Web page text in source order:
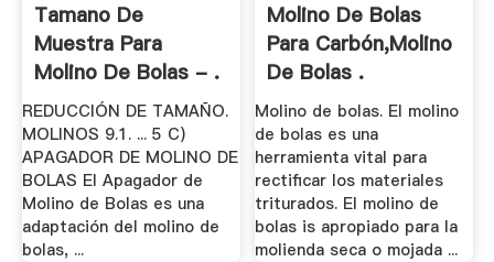
Tamano De
Muestra Para
Molino De Bolas - .
REDUCCIÓN DE TAMAÑO.
MOLINOS 9.1. ... 5 C)
APAGADOR DE MOLINO DE
BOLAS El Apagador de
Molino de Bolas es una
adaptación del molino de
bolas, ...
Molino De Bolas
Para Carbón,Molino
De Bolas .
Molino de bolas. El molino
de bolas es una
herramienta vital para
rectificar los materiales
triturados. El molino de
bolas is apropiado para la
molienda seca o mojada ...